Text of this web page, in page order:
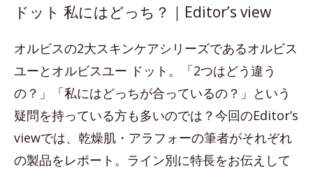
ドット 私にはどっち？｜Editor’s view
オルビスの2大スキンケアシリーズであるオルビス
ユーとオルビスユー ドット。「2つはどう違う
の？」「私にはどっちが合っているの？」という
疑問を持っている方も多いのでは？今回のEditor’s
viewでは、乾燥肌・アラフォーの筆者がそれぞれ
の製品をレポート。ライン別に特長をお伝えして